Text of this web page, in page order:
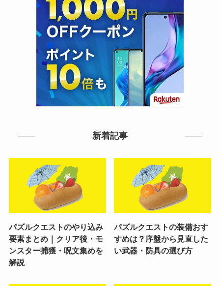
新着記事
パズルクエストのやり込み
要素まとめ｜クリア後・モ
ンスター捕獲・呪文集めを
解説
パズルクエストの装備おす
すめは？序盤から見直した
い武器・防具の選び方